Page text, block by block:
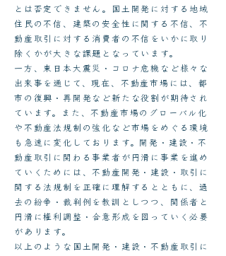
とは否定できません。国土開発に対する地域
住民の不信、建築の安全性に関する不信、不
動産取引に対する消費者の不信をいかに取り
除くかが大きな課題となっています。
一方、東日本大震災・コロナ危機など様々な
出来事を通じて、現在、不動産市場には、都
市の復興・再開発など新たな役割が期待され
ています。また、不動産市場のグローバル化
や不動産法規制の強化など市場をめぐる環境
も急速に変化しております。開発・建設・不
動産取引に関わる事業者が円滑に事業を進め
ていくためには、不動産開発・建設・取引に
関する法規制を正確に理解するとともに、過
去の紛争・裁判例を教訓としつつ、関係者と
円滑に権利調整・合意形成を図っていく必要
があります。
以上のような国土開発・建設・不動産取引に